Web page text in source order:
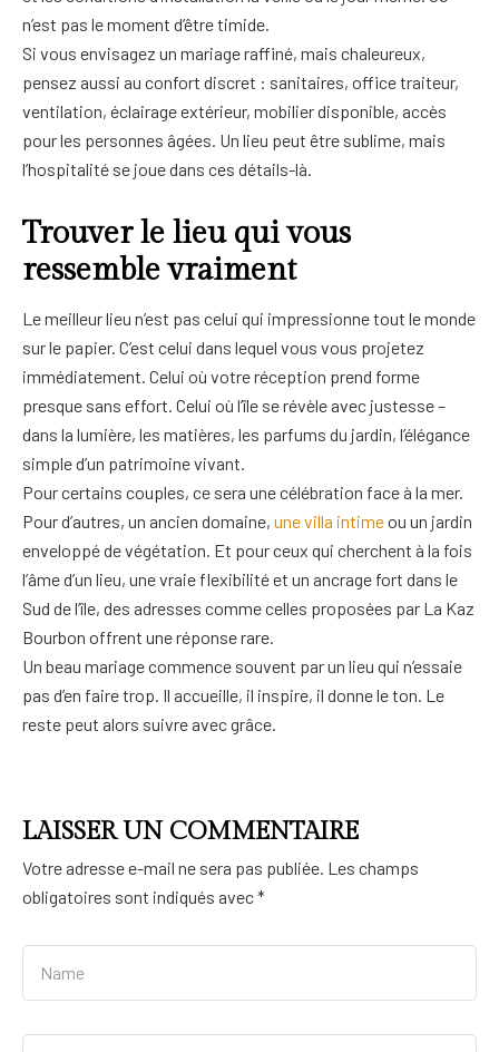
n’est pas le moment d’être timide.
Si vous envisagez un mariage raffiné, mais chaleureux,
pensez aussi au confort discret : sanitaires, office traiteur,
ventilation, éclairage extérieur, mobilier disponible, accès
pour les personnes âgées. Un lieu peut être sublime, mais
l’hospitalité se joue dans ces détails-là.
Trouver le lieu qui vous
ressemble vraiment
Le meilleur lieu n’est pas celui qui impressionne tout le monde
sur le papier. C’est celui dans lequel vous vous projetez
immédiatement. Celui où votre réception prend forme
presque sans effort. Celui où l’île se révèle avec justesse –
dans la lumière, les matières, les parfums du jardin, l’élégance
simple d’un patrimoine vivant.
Pour certains couples, ce sera une célébration face à la mer.
Pour d’autres, un ancien domaine, une villa intimeou un jardin
enveloppé de végétation. Et pour ceux qui cherchent à la fois
l’âme d’un lieu, une vraie flexibilité et un ancrage fort dans le
Sud de l’île, des adresses comme celles proposées par La Kaz
Bourbon offrent une réponse rare.
Un beau mariage commence souvent par un lieu qui n’essaie
pas d’en faire trop. Il accueille, il inspire, il donne le ton. Le
reste peut alors suivre avec grâce.
LAISSER UN COMMENTAIRE
Votre adresse e-mail ne sera pas publiée. Les champs
obligatoires sont indiqués avec*